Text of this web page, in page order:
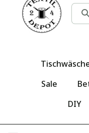
Sale
DIY